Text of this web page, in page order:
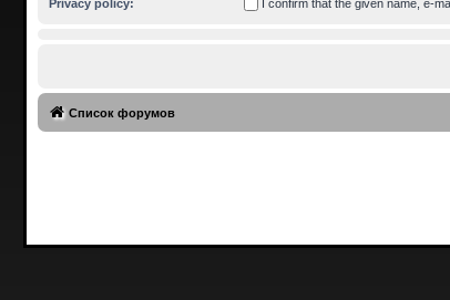
Privacy policy: I confirm that the given name, e-
Список форумов